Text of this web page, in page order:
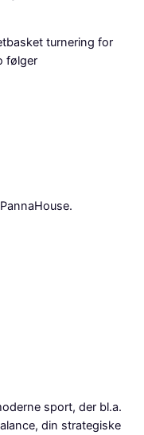
turnering for
følger
sport, der bl.a.
din strategiske